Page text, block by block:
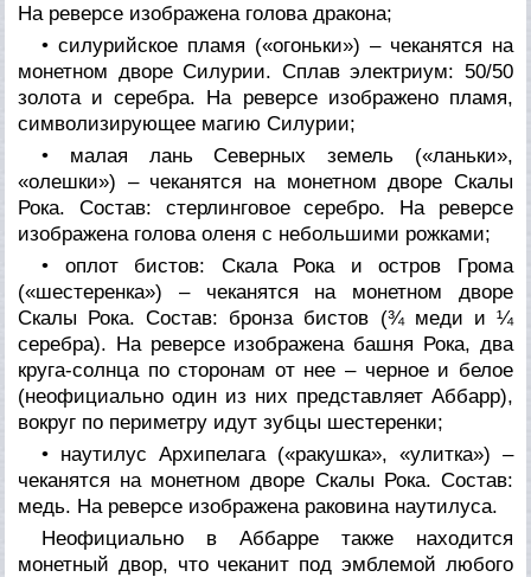
На реверсе изображена голова дракона;
• силурийское пламя («огоньки») – чеканятся на
монетном дворе Силурии. Сплав электриум: 50/50
золота и серебра. На реверсе изображено пламя,
символизирующее магию Силурии;
• малая лань Северных земель («ланьки»,
«олешки») – чеканятся на монетном дворе Скалы
Рока. Состав: стерлинговое серебро. На реверсе
изображена голова оленя с небольшими рожками;
• оплот бистов: Скала Рока и остров Грома
(«шестеренка») – чеканятся на монетном дворе
Скалы Рока. Состав: бронза бистов (¾ меди и ¼
серебра). На реверсе изображена башня Рока, два
круга-солнца по сторонам от нее – черное и белое
(неофициально один из них представляет Аббарр),
вокруг по периметру идут зубцы шестеренки;
• наутилус Архипелага («ракушка», «улитка») –
чеканятся на монетном дворе Скалы Рока. Состав:
медь. На реверсе изображена раковина наутилуса.
Неофициально в Аббарре также находится
монетный двор, что чеканит под эмблемой любого